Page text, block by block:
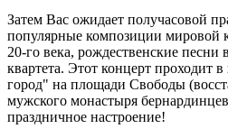
Затем Вас ожидает получасовой
популярные композиции мировой
20-го века, рождественские
квартета. Этот концерт проходит
город" на площади Свободы
мужского монастыря
праздничное настроение!